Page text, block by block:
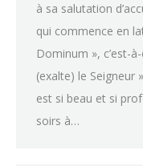
à sa salutation
qui commence en
Dominum », c’est-
(exalte) le Seigneur
est si beau et si
soirs à…